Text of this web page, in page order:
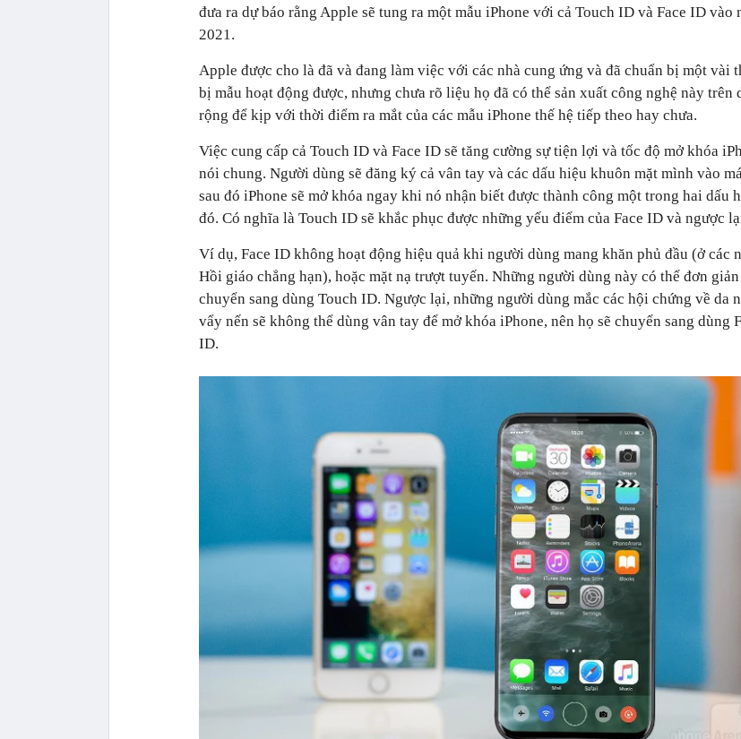
đưa ra dự báo rằng Apple sẽ tung ra một mẫu iPhone với cả Touch ID và Face ID vào
2021.
Apple được cho là đã và đang làm việc với các nhà cung ứng và đã chuẩn bị một vài
bị mẫu hoạt động được, nhưng chưa rõ liệu họ đã có thể sản xuất công nghệ này trên
rộng để kịp với thời điểm ra mắt của các mẫu iPhone thế hệ tiếp theo hay chưa.
Việc cung cấp cả Touch ID và Face ID sẽ tăng cường sự tiện lợi và tốc độ mở khóa
nói chung. Người dùng sẽ đăng ký cả vân tay và các dấu hiệu khuôn mặt mình vào
sau đó iPhone sẽ mở khóa ngay khi nó nhận biết được thành công một trong hai dấu
đó. Có nghĩa là Touch ID sẽ khắc phục được những yếu điểm của Face ID và ngược
Ví dụ, Face ID không hoạt động hiệu quả khi người dùng mang khăn phủ đầu (ở các
Hồi giáo chẳng hạn), hoặc mặt nạ trượt tuyến. Những người dùng này có thể đơn
chuyển sang dùng Touch ID. Ngược lại, những người dùng mắc các hội chứng về da
vẩy nến sẽ không thể dùng vân tay để mở khóa iPhone, nên họ sẽ chuyển sang dùng
ID.